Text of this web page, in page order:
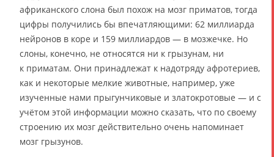
африканского слона был похож на мозг приматов, тогда
цифры получились бы впечатляющими: 62 миллиарда
нейронов в коре и 159 миллиардов — в мозжечке. Но
слоны, конечно, не относятся ни к грызунам, ни
к приматам. Они принадлежат к надотряду афротериев,
как и некоторые мелкие животные, например, уже
изученные нами прыгунчиковые и златокротовые — и с
учётом этой информации можно сказать, что по своему
строению их мозг действительно очень напоминает
мозг грызунов.